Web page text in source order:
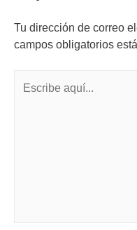
Tu dirección de correo
campos obligatorios